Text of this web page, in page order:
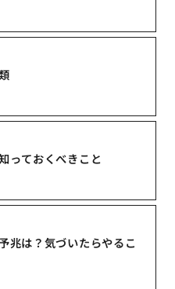
っておくべきこと
兆は？気づいたらやるこ